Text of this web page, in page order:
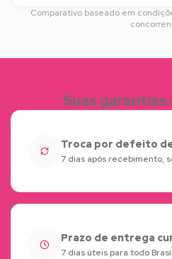
Comparativo baseado em
Suas garantias
Troca por defeito
7 dias após recebimento,
Prazo de entrega
7 dias úteis para todo Brasil